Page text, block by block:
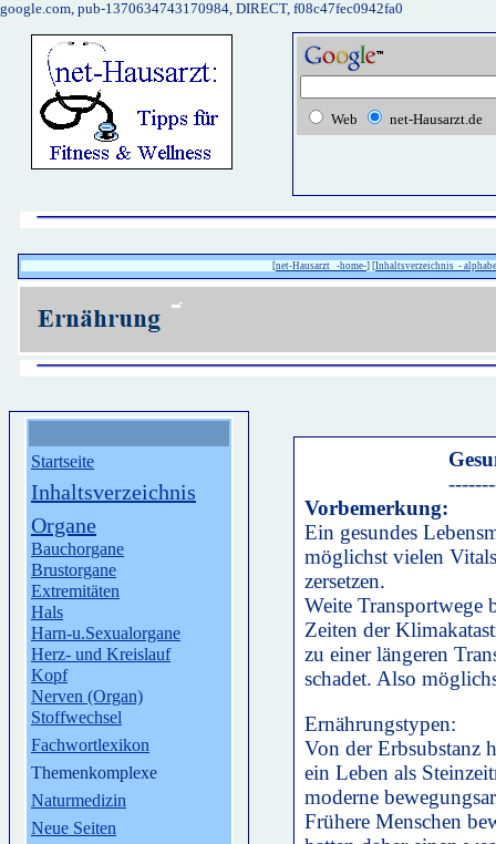
google.com, pub-1370634743170984, DIRECT, f08c47fec0942fa0
Web net-Hausarzt.de
[net-Hausarzt -home-] [Inhaltsverzeichnis -
Startseite
Inhaltsverzeichnis
Organe
Bauchorgane
Brustorgane
Extremitäten
Hals
Harn-u.Sexualorgane
Herz- und Kreislauf
Kopf
Nerven (Organ)
Stoffwechsel
Fachwortlexikon
Themenkomplexe
Naturmedizin
Neue Seiten
Vorbemerkung:
Ein gesundes
möglichst vielen
zersetzen.
Weite Transportwege
Zeiten der
zu einer längeren
schadet. Also
Ernährungstypen:
Von der Erbsubstanz
ein Leben als
moderne
Frühere Menschen